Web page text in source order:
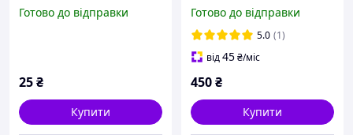
дитини Baby Shower
Готово до відправки
25₴
Купити
сірий
Готово до відправки
5.0 (1)
від45₴/міс
450₴
Купити